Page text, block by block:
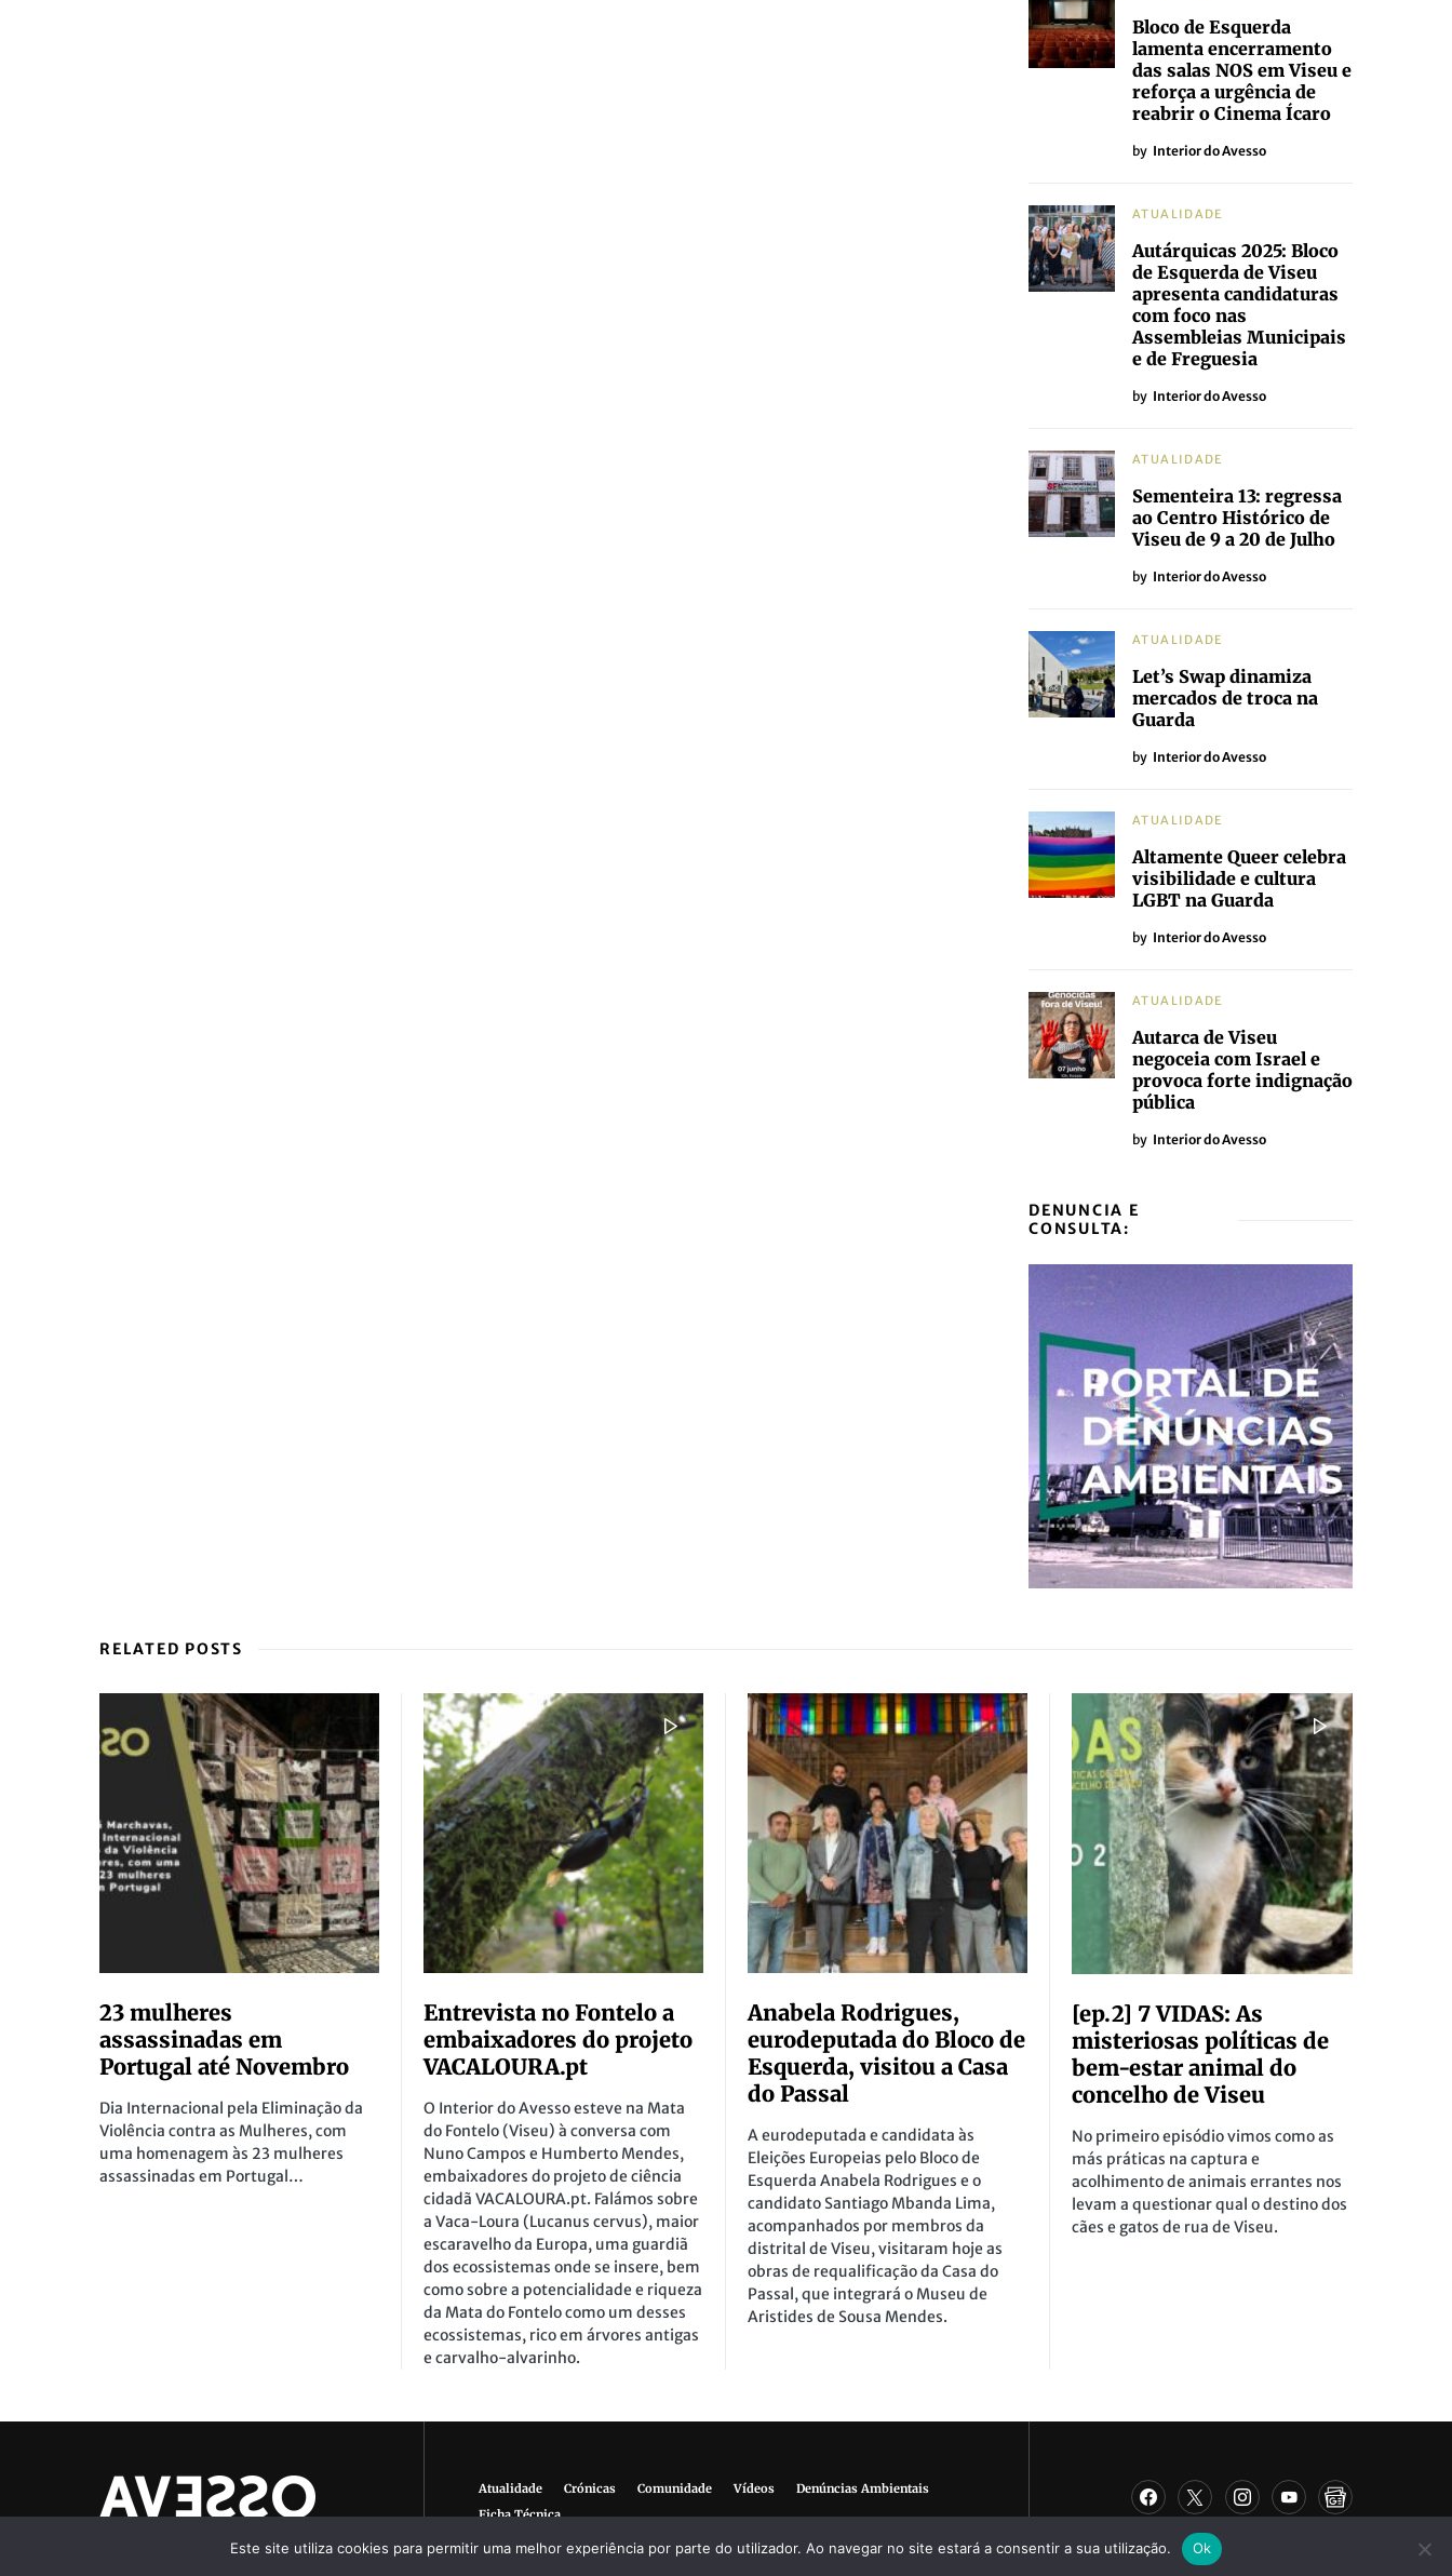
Bloco de Esquerda
lamenta encerramento
das salas NOS em Viseu e
reforça a urgência de
reabrir o Cinema Ícaro
by Interior do Avesso
ATUALIDADE
Autárquicas 2025: Bloco
de Esquerda de Viseu
apresenta candidaturas
com foco nas
Assembleias Municipais
e de Freguesia
by Interior do Avesso
ATUALIDADE
Sementeira 13: regressa
ao Centro Histórico de
Viseu de 9 a 20 de Julho
by Interior do Avesso
ATUALIDADE
Let’s Swap dinamiza
mercados de troca na
Guarda
by Interior do Avesso
ATUALIDADE
Altamente Queer celebra
visibilidade e cultura
LGBT na Guarda
by Interior do Avesso
ATUALIDADE
Autarca de Viseu
negoceia com Israel e
provoca forte indignação
pública
by Interior do Avesso
DENUNCIA E
CONSULTA:
RELATED POSTS
23 mulheres
assassinadas em
Portugal até Novembro
Dia Internacional pela Eliminação da
Violência contra as Mulheres, com
uma homenagem às 23 mulheres
assassinadas em Portugal…
Entrevista no Fontelo a
embaixadores do projeto
VACALOURA.pt
O Interior do Avesso esteve na Mata
do Fontelo (Viseu) à conversa com
Nuno Campos e Humberto Mendes,
embaixadores do projeto de ciência
cidadã VACALOURA.pt. Falámos sobre
a Vaca-Loura (Lucanus cervus), maior
escaravelho da Europa, uma guardiã
dos ecossistemas onde se insere, bem
como sobre a potencialidade e riqueza
da Mata do Fontelo como um desses
ecossistemas, rico em árvores antigas
e carvalho-alvarinho.
Anabela Rodrigues,
eurodeputada do Bloco de
Esquerda, visitou a Casa
do Passal
A eurodeputada e candidata às
Eleições Europeias pelo Bloco de
Esquerda Anabela Rodrigues e o
candidato Santiago Mbanda Lima,
acompanhados por membros da
distrital de Viseu, visitaram hoje as
obras de requalificação da Casa do
Passal, que integrará o Museu de
Aristides de Sousa Mendes.
[ep.2] 7 VIDAS: As
misteriosas políticas de
bem-estar animal do
concelho de Viseu
No primeiro episódio vimos como as
más práticas na captura e
acolhimento de animais errantes nos
levam a questionar qual o destino dos
cães e gatos de rua de Viseu.
Atualidade Crónicas Comunidade Vídeos
Denúncias Ambientais
Ficha Técnica
Este site utiliza cookies para permitir uma melhor experiência por parte do utilizador. Ao navegar no site estará a consentir a sua utilização. Ok